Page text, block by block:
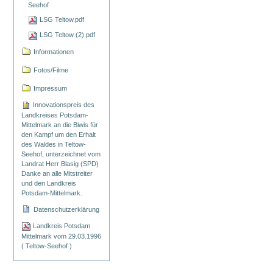
Seehof
LSG Teltow.pdf
LSG Teltow (2).pdf
Informationen
Fotos/Filme
Impressum
Innovationspreis des
Landkreises Potsdam-
Mittelmark an die Biwis für
den Kampf um den Erhalt
des Waldes in Teltow-
Seehof, unterzeichnet vom
Landrat Herr Blasig (SPD)
Danke an alle Mitstreiter
und den Landkreis
Potsdam-Mittelmark.
Datenschutzerklärung
Landkreis Potsdam
Mittelmark vom 29.03.1996
( Teltow-Seehof )